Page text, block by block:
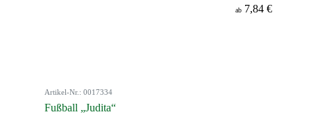
ab 7,84 €
Artikel-Nr.: 0017334
Fußball „Judita“